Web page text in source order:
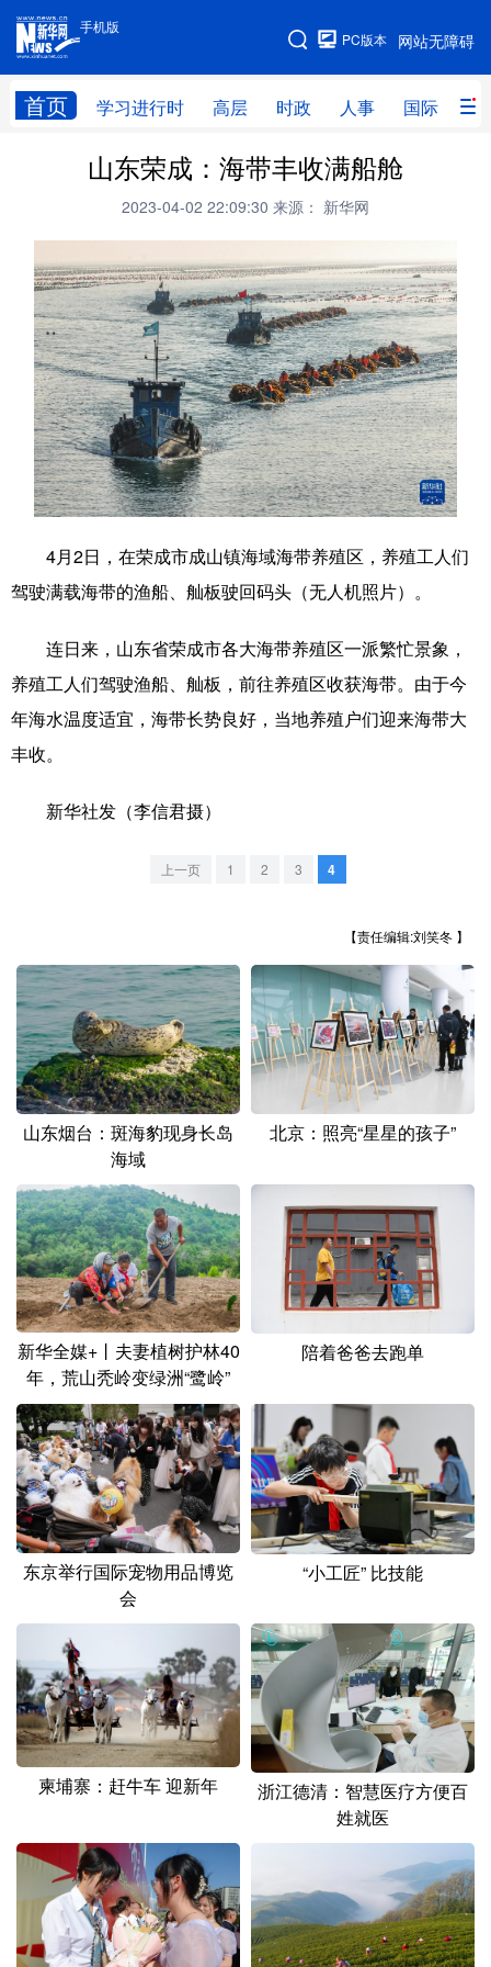
手机版
网站无障碍
PC版本
首页 学习进行时 高层 时政 人事 国际 财
手机版
网站地图
学习进行时 高层 时政
财经 网评
教育
科技 科创 量子 体育
文化 书画 健康 军事
访谈 视频 图片 政务
法律 中央文件 金融 汽车
食品 人居 信息化 数字经济
城市 旅游 能源
公益 一带一路 亚太网 上市公司
文化产业
地方频道
江西
山东 河南 湖北 湖南
广东 广西 海南 重庆
四川 贵州 云南 西藏
陕西 甘肃 青海 宁夏
多语种频道
English Español Français عربى
Русский язык 日本語 한국어
Deutsch Português
山东荣成：海带丰收满船舱
2023-04-02 22:09:30 来源： 新华网
4月2日，在荣成市成山镇海域海带养殖区，养殖工人们
驾驶满载海带的渔船、舢板驶回码头（无人机照片）。
连日来，山东省荣成市各大海带养殖区一派繁忙景象，
养殖工人们驾驶渔船、舢板，前往养殖区收获海带。由于今
年海水温度适宜，海带长势良好，当地养殖户们迎来海带大
丰收。
新华社发（李信君摄）
上一页 1 2 3 4
【责任编辑:刘笑冬 】
山东烟台：斑海豹现身长岛
海域
北京：照亮“星星的孩子”
新华全媒+丨夫妻植树护林40
年，荒山秃岭变绿洲“鹭岭”
陪着爸爸去跑单
东京举行国际宠物用品博览
会
“小工匠” 比技能
柬埔寨：赶牛车 迎新年
浙江德清：智慧医疗方便百
姓就医